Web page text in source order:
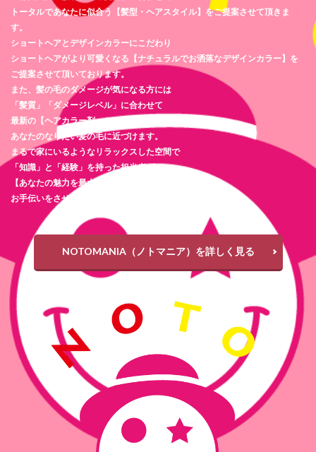
トータルであなたに似合う【髪型・ヘアスタイル】をご提案させて頂きま
す。
ショートヘアとデザインカラーにこだわり
ショートヘアがより可愛くなる【ナチュラルでお洒落なデザインカラー】を
ご提案させて頂いております。
また、髪の毛のダメージが気になる方には
「髪質」「ダメージレベル」に合わせて
最新の【ヘアカラー剤・トリートメント剤】を使用し
あなたのなりたい髪の毛に近づけます。
まるで家にいるようなリラックスした空間で
「知識」と「経験」を持った担当者が
【あなたの魅力を最大限に引き出す】
お手伝いをさせて頂きます。
NOTOMANIA（ノトマニア）を詳しく見る